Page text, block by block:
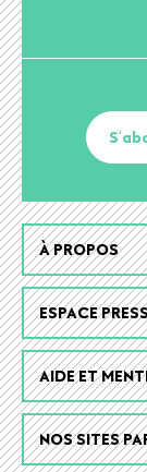
Footer
menu
À PROPOS
ESPACE
AIDE ET
NOS SITES